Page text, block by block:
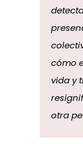
cómo
vida y
otra